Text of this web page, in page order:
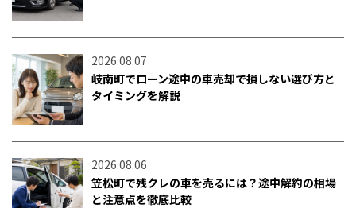
2026.08.07
岐南町でローン途中の車売却で損しない選び方と
タイミングを解説
2026.08.06
笠松町で残クレの車を売るには？途中解約の相場
と注意点を徹底比較